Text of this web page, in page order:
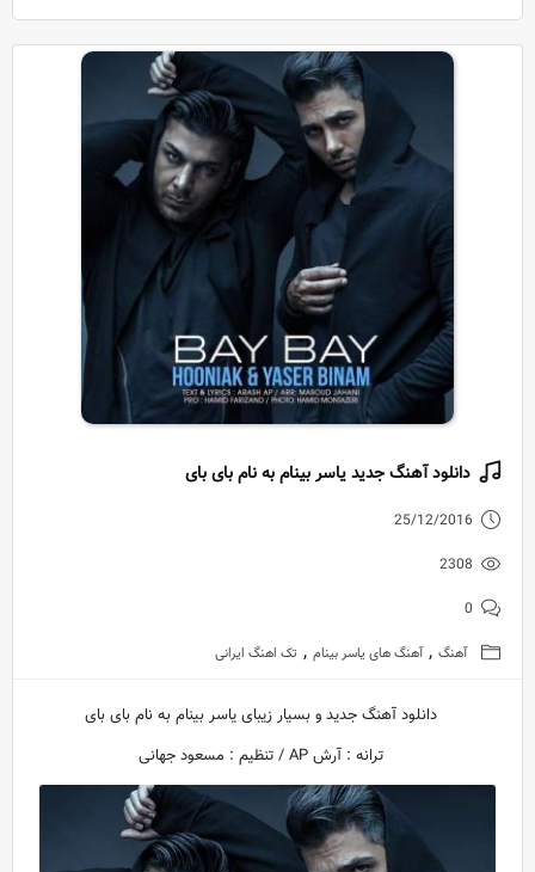
دانلود آهنگ جدید یاسر بینام به نام بای بای
25/12/2016
2308
0
آهنگ , آهنگ های یاسر بینام , تک اهنگ ایرانی
دانلود آهنگ جدید و بسیار زیبای یاسر بینام به نام بای بای
ترانه : آرش AP / تنظیم : مسعود جهانی